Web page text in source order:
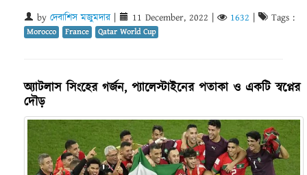
by দেবাশিস মজুমদার| 11 December, 2022 1632 Tags :
Morocco France Qatar World Cup
অ্যাটলাস সিংহের গর্জন, প্যালেস্টাইনের পতাকা ও একটি স্বপ্নের
দৌড়